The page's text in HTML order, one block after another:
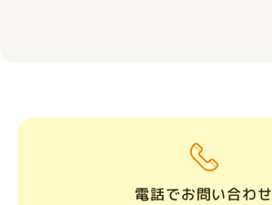
電話でお問い合わせ